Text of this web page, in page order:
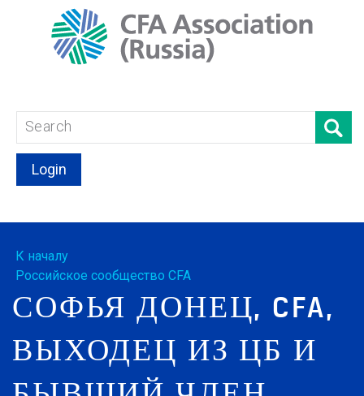
Login
К началу
Российское сообщество CFA
СОФЬЯ ДОНЕЦ, CFA,
ВЫХОДЕЦ ИЗ ЦБ И